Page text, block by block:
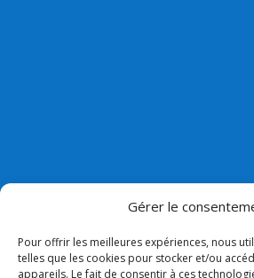
Gérer le
Pour offrir les meilleures expériences, nous
telles que les cookies pour stocker et/ou
appareils. Le fait de consentir à ces